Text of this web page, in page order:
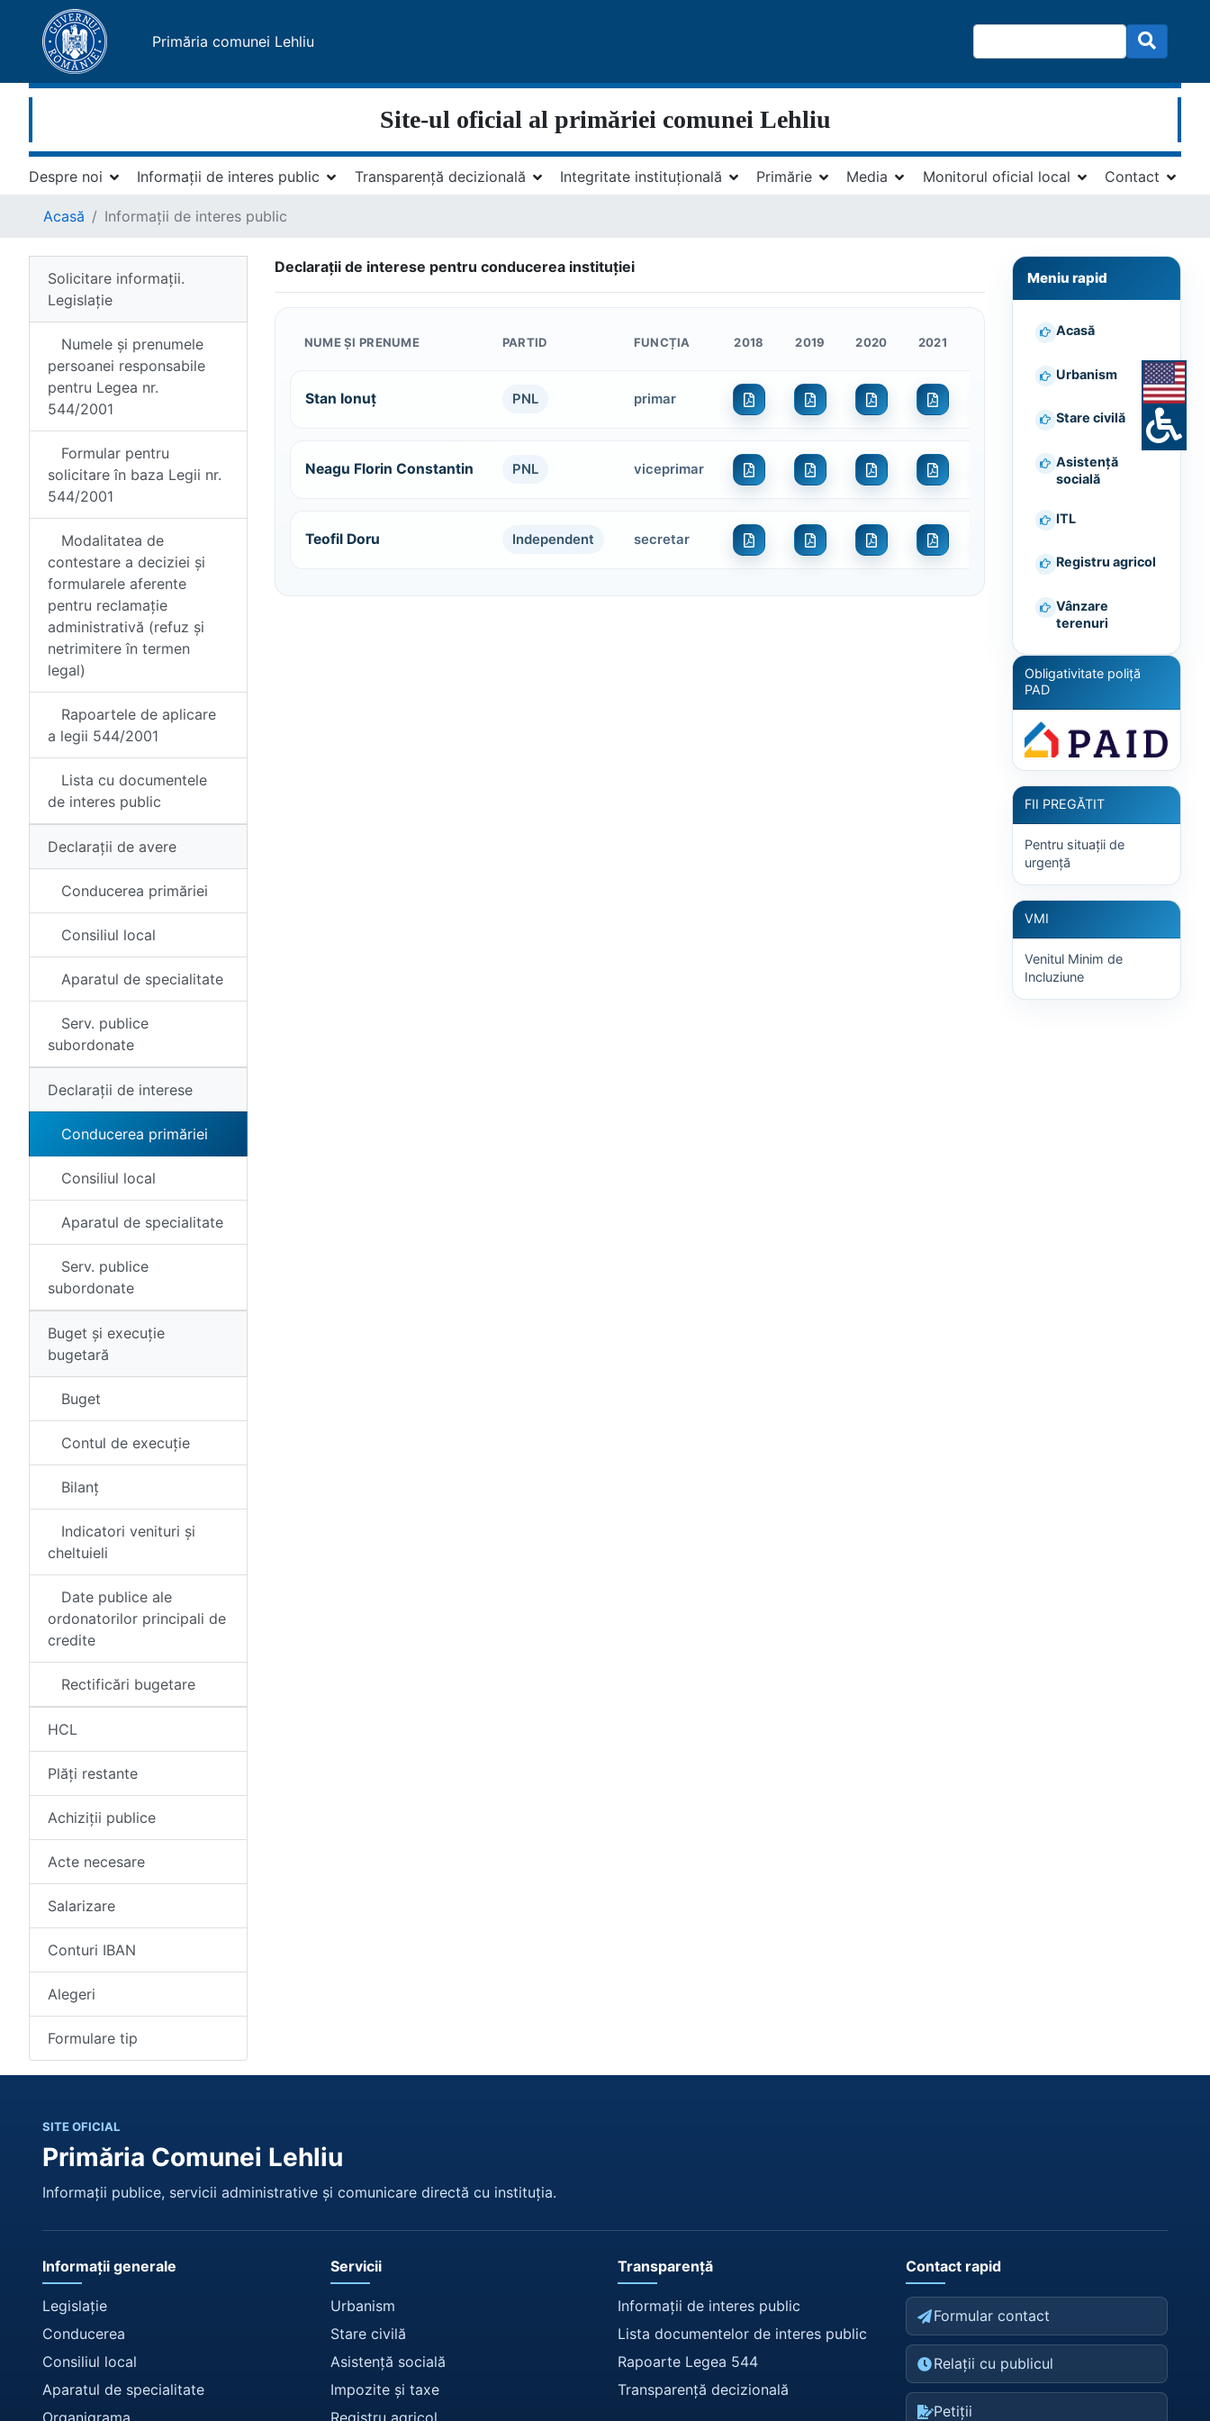
Primăria comunei Lehliu
Site-ul oficial al primăriei comunei Lehliu
Despre noi Informații de interes public Transparență decizională Integritate instituțională Primărie Media Monitorul oficial local Contact
Acasă Informații de interes public
Solicitare informații.
Legislație
Numele și prenumele
persoanei responsabile
pentru Legea nr.
544/2001
Formular pentru
solicitare în baza Legii nr.
544/2001
Modalitatea de
contestare a deciziei și
formularele aferente
pentru reclamație
administrativă (refuz și
netrimitere în termen
legal)
Rapoartele de aplicare
a legii 544/2001
Lista cu documentele
de interes public
Declarații de avere
Conducerea primăriei
Consiliul local
Aparatul de specialitate
Serv. publice
subordonate
Declarații de interese
Conducerea primăriei
Consiliul local
Aparatul de specialitate
Serv. publice
subordonate
Buget și execuție
bugetară
Buget
Contul de execuție
Bilanț
Indicatori venituri și
cheltuieli
Date publice ale
ordonatorilor principali de
credite
Rectificări bugetare
HCL
Plăți restante
Achiziții publice
Acte necesare
Salarizare
Conturi IBAN
Alegeri
Formulare tip
Declarații de interese pentru conducerea instituției
NUME ȘI PRENUME PARTID FUNCȚIA 2018 2019 2020 2021
Stan Ionuț PNL primar
Neagu Florin Constantin PNL viceprimar
Teofil Doru Independent secretar
Meniu rapid
Acasă
Urbanism
Stare civilă
Asistență
socială
ITL
Registru agricol
Vânzare
terenuri
Obligativitate poliță
PAD
FII PREGĂTIT
Pentru situații de
urgență
VMI
Venitul Minim de
Incluziune
SITE OFICIAL
Primăria Comunei Lehliu
Informații publice, servicii administrative și comunicare directă cu instituția.
Informații generale
Legislație
Conducerea
Consiliul local
Aparatul de specialitate
Organigrama
Servicii
Urbanism
Stare civilă
Asistență socială
Impozite și taxe
Registru agricol
Transparență
Informații de interes public
Lista documentelor de interes public
Rapoarte Legea 544
Transparență decizională
Contact rapid
Formular contact
Relații cu publicul
Petiții